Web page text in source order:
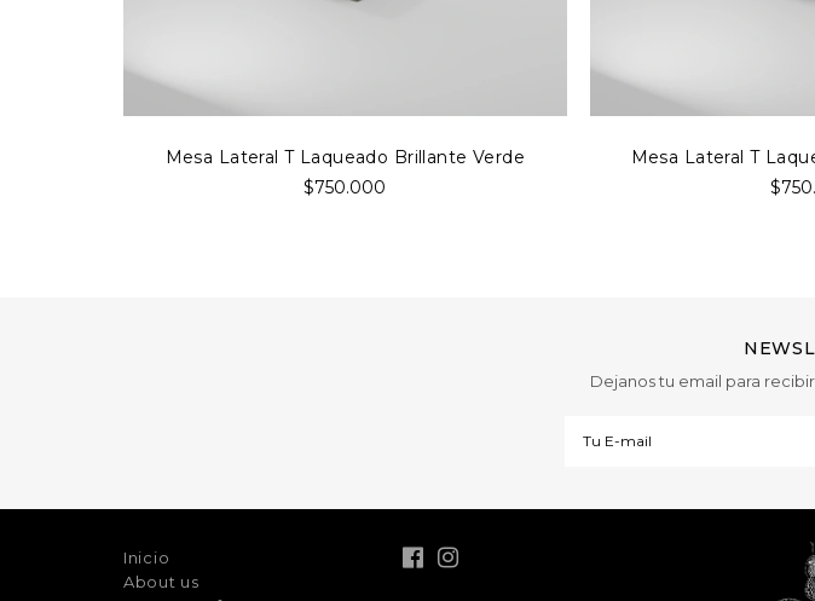
Mesa Lateral T Laqueado Brillante Verde
$750.000
Mesa Lateral T
Dejanos tu email para
Inicio
About us